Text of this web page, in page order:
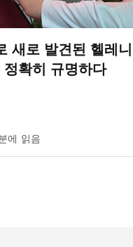
새로 발견된 헬레니
확히 규명하다
에 읽음